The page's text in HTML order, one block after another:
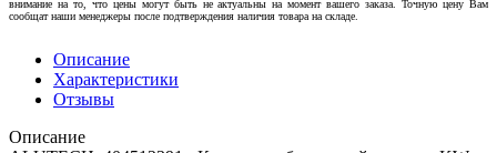
внимание на то, что цены могут быть не актуальны на момент вашего заказа. Точную цену Вам
сообщат наши менеджеры после подтверждения наличия товара на складе.
Описание
Характеристики
Отзывы
Описание